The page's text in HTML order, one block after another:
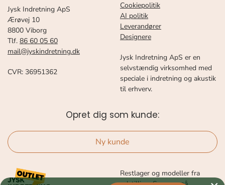
Jysk Indretning ApS
Ærøvej 10
8800 Viborg
Tlf. 86 60 05 60
mail@jyskindretning.dk
CVR: 36951362
Cookiepolitik
AI politik
Leverandører
Designere
Jysk Indretning ApS er en
selvstændig virksomhed med
speciale i indretning og akustik
til erhverv.
Opret dig som kunde:
Ny kunde
Restlager og modeller fra